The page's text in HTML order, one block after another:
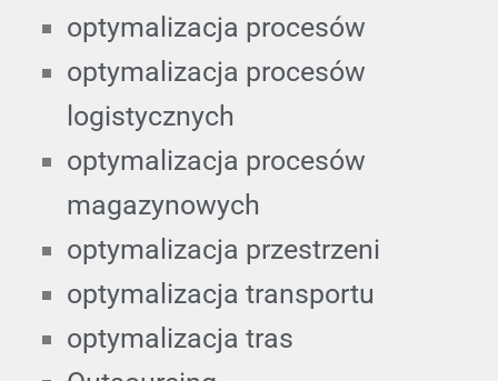
optymalizacja procesów
optymalizacja procesów
logistycznych
optymalizacja procesów
magazynowych
optymalizacja przestrzeni
optymalizacja transportu
optymalizacja tras